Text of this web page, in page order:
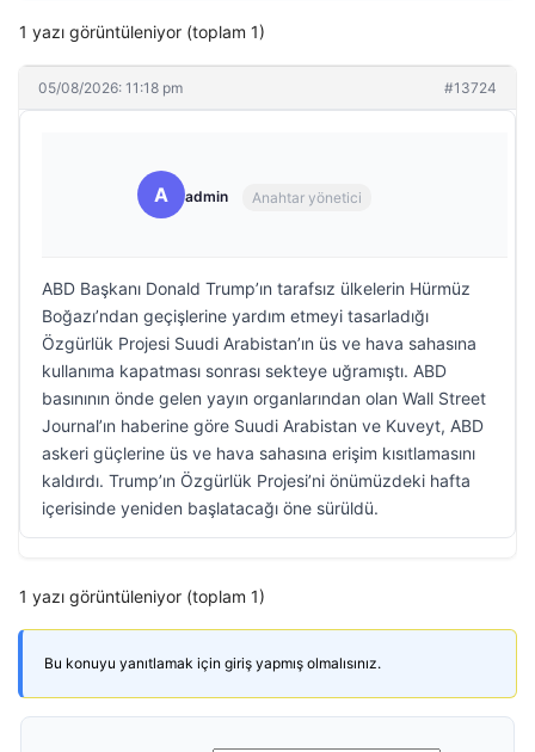
1 yazı görüntüleniyor (toplam 1)
05/08/2026: 11:18 pm #13724
A admin Anahtar yönetici
ABD Başkanı Donald Trump’ın tarafsız ülkelerin Hürmüz
Boğazı’ndan geçişlerine yardım etmeyi tasarladığı
Özgürlük Projesi Suudi Arabistan’ın üs ve hava sahasına
kullanıma kapatması sonrası sekteye uğramıştı. ABD
basınının önde gelen yayın organlarından olan Wall Street
Journal’ın haberine göre Suudi Arabistan ve Kuveyt, ABD
askeri güçlerine üs ve hava sahasına erişim kısıtlamasını
kaldırdı. Trump’ın Özgürlük Projesi’ni önümüzdeki hafta
içerisinde yeniden başlatacağı öne sürüldü.
1 yazı görüntüleniyor (toplam 1)
Bu konuyu yanıtlamak için giriş yapmış olmalısınız.